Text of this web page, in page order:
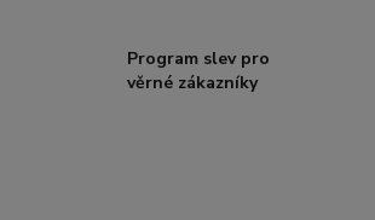
Program slev pro
věrné zákazníky